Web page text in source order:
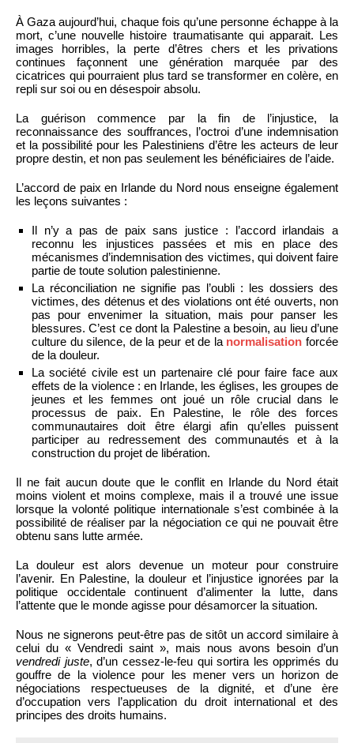
À Gaza aujourd’hui, chaque fois qu’une personne échappe à la
mort, c’une nouvelle histoire traumatisante qui apparait. Les
images horribles, la perte d’êtres chers et les privations
continues façonnent une génération marquée par des
cicatrices qui pourraient plus tard se transformer en colère, en
repli sur soi ou en désespoir absolu.
La guérison commence par la fin de l’injustice, la
reconnaissance des souffrances, l’octroi d’une indemnisation
et la possibilité pour les Palestiniens d’être les acteurs de leur
propre destin, et non pas seulement les bénéficiaires de l’aide.
L’accord de paix en Irlande du Nord nous enseigne également
les leçons suivantes :
Il n’y a pas de paix sans justice : l’accord irlandais a
reconnu les injustices passées et mis en place des
mécanismes d’indemnisation des victimes, qui doivent faire
partie de toute solution palestinienne.
La réconciliation ne signifie pas l’oubli : les dossiers des
victimes, des détenus et des violations ont été ouverts, non
pas pour envenimer la situation, mais pour panser les
blessures. C’est ce dont la Palestine a besoin, au lieu d’une
culture du silence, de la peur et de la normalisation forcée
de la douleur.
La société civile est un partenaire clé pour faire face aux
effets de la violence : en Irlande, les églises, les groupes de
jeunes et les femmes ont joué un rôle crucial dans le
processus de paix. En Palestine, le rôle des forces
communautaires doit être élargi afin qu’elles puissent
participer au redressement des communautés et à la
construction du projet de libération.
Il ne fait aucun doute que le conflit en Irlande du Nord était
moins violent et moins complexe, mais il a trouvé une issue
lorsque la volonté politique internationale s’est combinée à la
possibilité de réaliser par la négociation ce qui ne pouvait être
obtenu sans lutte armée.
La douleur est alors devenue un moteur pour construire
l’avenir. En Palestine, la douleur et l’injustice ignorées par la
politique occidentale continuent d’alimenter la lutte, dans
l’attente que le monde agisse pour désamorcer la situation.
Nous ne signerons peut-être pas de sitôt un accord similaire à
celui du « Vendredi saint », mais nous avons besoin d’un
vendredi juste, d’un cessez-le-feu qui sortira les opprimés du
gouffre de la violence pour les mener vers un horizon de
négociations respectueuses de la dignité, et d’une ère
d’occupation vers l’application du droit international et des
principes des droits humains.